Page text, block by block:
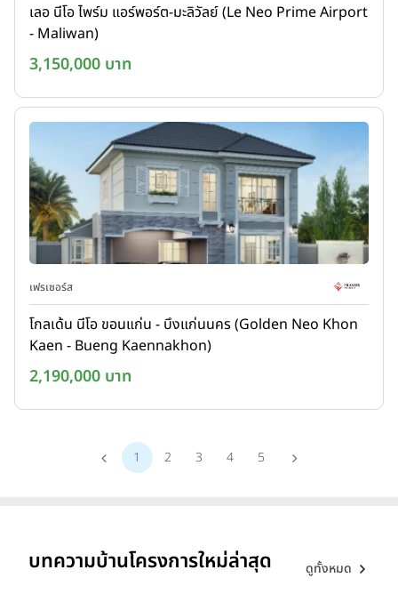
เลอ นีโอ ไพร์ม แอร์พอร์ต-มะลิวัลย์ (Le Neo Prime Airport
- Maliwan)
3,150,000 บาท
เฟรเซอร์ส
โกลเด้น นีโอ ขอนแก่น - บึงแก่นนคร (Golden Neo Khon
Kaen - Bueng Kaennakhon)
2,190,000 บาท
1 2 3 4 5
บทความบ้านโครงการใหม่ล่าสุด ดูทั้งหมด